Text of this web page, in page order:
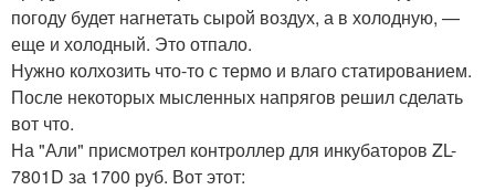
погоду будет нагнетать сырой воздух, а в холодную, —
еще и холодный. Это отпало.
Нужно колхозить что-то с термо и влаго статированием.
После некоторых мысленных напрягов решил сделать
вот что.
На "Али" присмотрел контроллер для инкубаторов ZL-
7801D за 1700 руб. Вот этот: